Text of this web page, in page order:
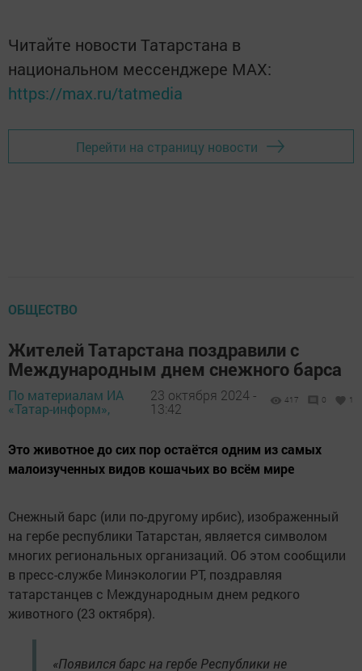
Читайте новости Татарстана в
национальном мессенджере MАХ:
https://max.ru/tatmedia
Перейти на страницу новости
ОБЩЕСТВО
Жителей Татарстана поздравили с
Международным днем снежного барса
По материалам ИА
«Татар-информ»,
23 октября 2024 -
13:42
417 0 1
Это животное до сих пор остаётся одним из самых
малоизученных видов кошачьих во всём мире
Снежный барс (или по-другому ирбис), изображенный
на гербе республики Татарстан, является символом
многих региональных организаций. Об этом сообщили
в пресс-службе Минэкологии РТ, поздравляя
татарстанцев с Международным днем редкого
животного (23 октября).
«Появился барс на гербе Республики не